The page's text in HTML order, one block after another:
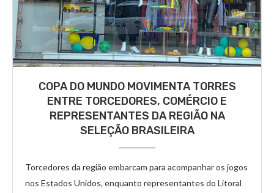
COPA DO MUNDO MOVIMENTA TORRES
ENTRE TORCEDORES, COMÉRCIO E
REPRESENTANTES DA REGIÃO NA
SELEÇÃO BRASILEIRA
Torcedores da região embarcam para acompanhar os jogos
nos Estados Unidos, enquanto representantes do Litoral